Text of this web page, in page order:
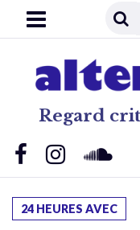
Regard
24 HEURES AVEC